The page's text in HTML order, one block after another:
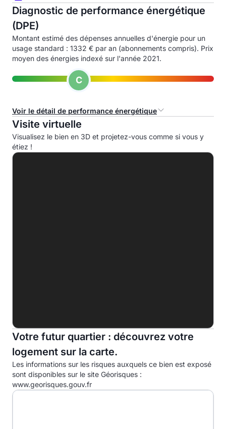
Diagnostic de performance énergétique
(DPE)
Montant estimé des dépenses annuelles d'énergie pour un
usage standard : 1332 € par an (abonnements compris). Prix
moyen des énergies indexé sur l'année 2021.
C
Voir le détail de performance énergétique
Consommation d'énergie primaire (CEP)
A
C
27.0kg eqCO2/m².an
D
E
F
Visite virtuelle
Visualisez le bien en 3D et projetez-vous comme si vous y
étiez !
Votre futur quartier : découvrez votre
logement sur la carte.
Les informations sur les risques auxquels ce bien est exposé
sont disponibles sur le site Géorisques :
www.georisques.gouv.fr